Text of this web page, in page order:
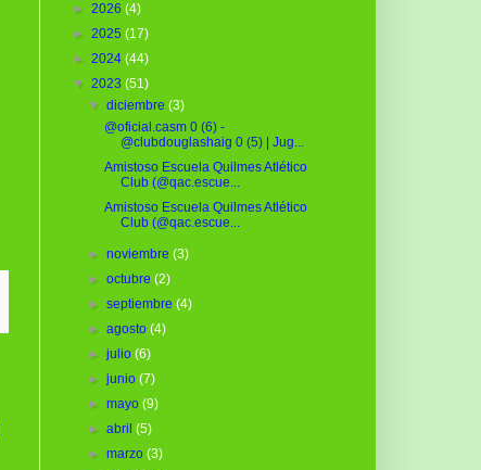
► 2026 (4)
► 2025 (17)
► 2024 (44)
▼ 2023 (51)
▼diciembre(3)
@oficial.casm 0 (6) -
@clubdouglashaig 0 (5) | Jug...
Amistoso Escuela Quilmes Atlético
Club (@qac.escue...
Amistoso Escuela Quilmes Atlético
Club (@qac.escue...
►noviembre(3)
►octubre(2)
►septiembre(4)
►agosto(4)
►julio(6)
►junio(7)
►mayo(9)
►abril(5)
►marzo(3)